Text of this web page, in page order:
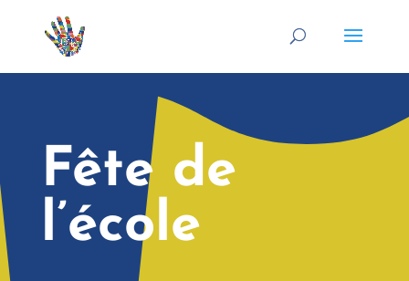
Fête de
l’école